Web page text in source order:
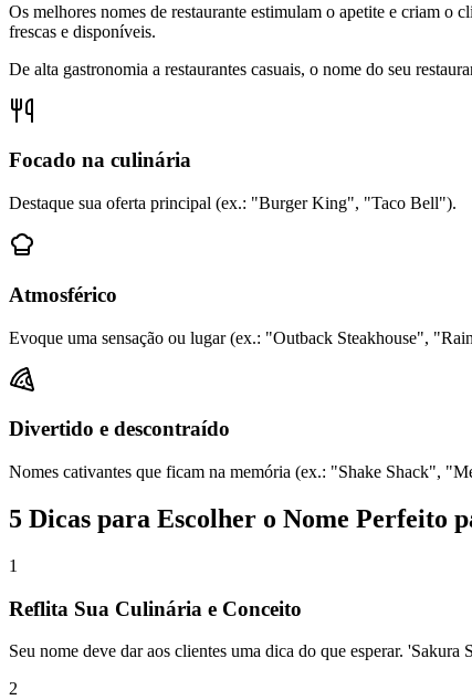
Os melhores nomes de restaurante estimulam o apetite e criam o
frescas e disponíveis.
De alta gastronomia a restaurantes casuais, o nome do seu
Focado na culinária
Destaque sua oferta principal (ex.: "Burger King", "Taco Bell").
Atmosférico
Evoque uma sensação ou lugar (ex.: "Outback Steakhouse",
Divertido e descontraído
Nomes cativantes que ficam na memória (ex.: "Shake Shack",
5 Dicas para Escolher o Nome Perfeito
1
Reflita Sua Culinária e Conceito
Seu nome deve dar aos clientes uma dica do que esperar.
2